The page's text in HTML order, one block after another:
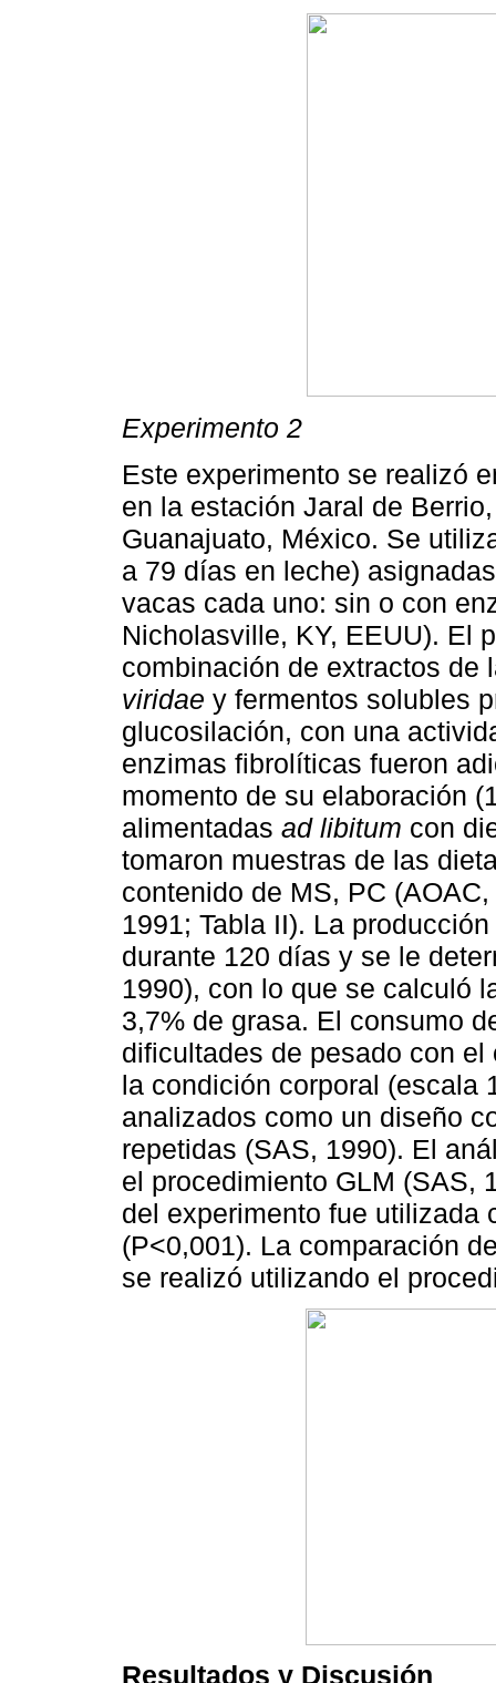
Experimento 2
Este experimento se realizó
en la estación Jaral de
Guanajuato, México. Se
a 79 días en leche)
vacas cada uno: sin o con
Nicholasville, KY, EEUU). El
combinación de extractos de
viridae y fermentos solubles
glucosilación, con una
enzimas fibrolíticas fueron
momento de su elaboración
alimentadas ad libitum con
tomaron muestras de las
contenido de MS, PC
1991; Tabla II). La
durante 120 días y se le
1990), con lo que se calculó
3,7% de grasa. El consumo
dificultades de pesado con
la condición corporal (escala
analizados como un diseño
repetidas (SAS, 1990). El
el procedimiento GLM (SAS,
del experimento fue utilizada
(P<0,001). La comparación
se realizó utilizando el
Resultados y Discusión